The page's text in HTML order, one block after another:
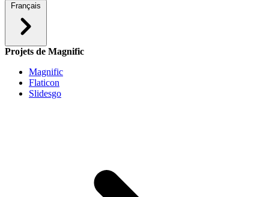
Français
Projets de Magnific
Magnific
Flaticon
Slidesgo